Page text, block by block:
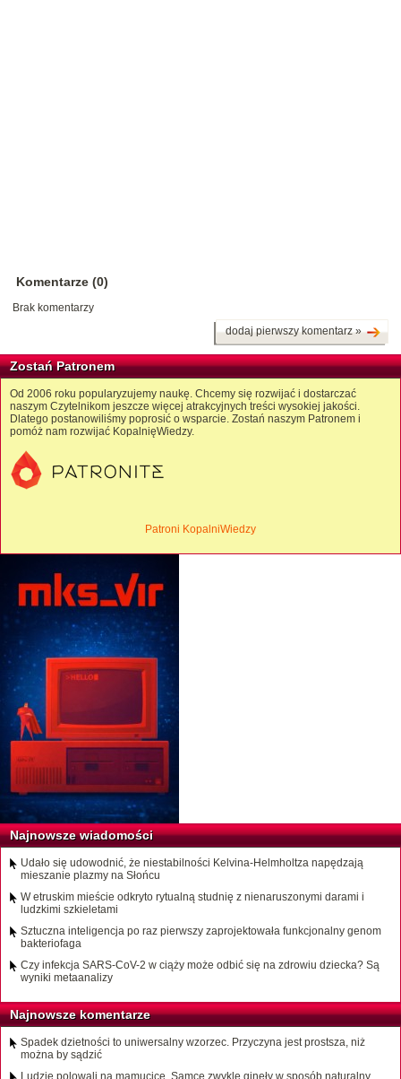
Komentarze (0)
Brak komentarzy
dodaj pierwszy komentarz »
Zostań Patronem
Od 2006 roku popularyzujemy naukę. Chcemy się rozwijać i dostarczać
naszym Czytelnikom jeszcze więcej atrakcyjnych treści wysokiej jakości.
Dlatego postanowiliśmy poprosić o wsparcie. Zostań naszym Patronem i
pomóż nam rozwijać KopalnięWiedzy.
Patroni KopalniWiedzy
Najnowsze wiadomości
Udało się udowodnić, że niestabilności Kelvina-Helmholtza napędzają
mieszanie plazmy na Słońcu
W etruskim mieście odkryto rytualną studnię z nienaruszonymi darami i
ludzkimi szkieletami
Sztuczna inteligencja po raz pierwszy zaprojektowała funkcjonalny genom
bakteriofaga
Czy infekcja SARS-CoV-2 w ciąży może odbić się na zdrowiu dziecka? Są
wyniki metaanalizy
Najnowsze komentarze
Spadek dzietności to uniwersalny wzorzec. Przyczyna jest prostsza, niż
można by sądzić